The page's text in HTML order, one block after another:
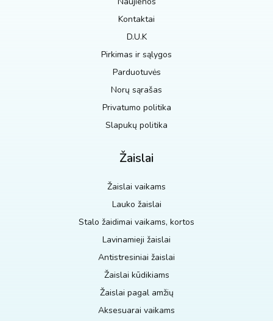
Kontaktai
D.U.K
Pirkimas ir sąlygos
Parduotuvės
Norų sąrašas
Privatumo politika
Slapukų politika
Žaislai
Žaislai vaikams
Lauko žaislai
Stalo žaidimai vaikams, kortos
Lavinamieji žaislai
Antistresiniai žaislai
Žaislai kūdikiams
Žaislai pagal amžių
Aksesuarai vaikams